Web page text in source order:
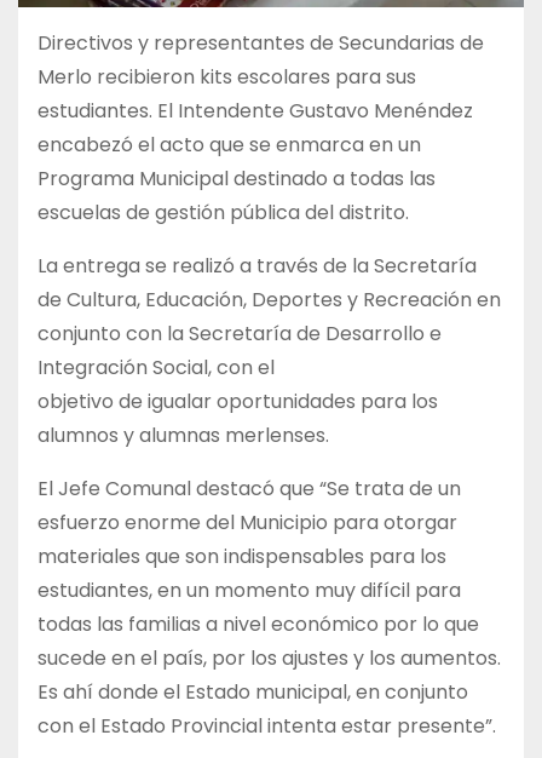
Directivos y representantes de Secundarias de
Merlo recibieron kits escolares para sus
estudiantes. El Intendente Gustavo Menéndez
encabezó el acto que se enmarca en un
Programa Municipal destinado a todas las
escuelas de gestión pública del distrito.
La entrega se realizó a través de la Secretaría
de Cultura, Educación, Deportes y Recreación en
conjunto con la Secretaría de Desarrollo e
Integración Social, con el
objetivo de igualar oportunidades para los
alumnos y alumnas merlenses.
El Jefe Comunal destacó que “Se trata de un
esfuerzo enorme del Municipio para otorgar
materiales que son indispensables para los
estudiantes, en un momento muy difícil para
todas las familias a nivel económico por lo que
sucede en el país, por los ajustes y los aumentos.
Es ahí donde el Estado municipal, en conjunto
con el Estado Provincial intenta estar presente”.